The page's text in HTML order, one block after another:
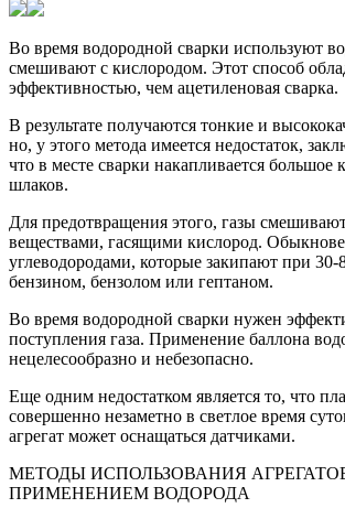
Во время водородной сварки используют
смешивают с кислородом. Этот способ
эффективностью, чем ацетиленовая сварка.
В результате получаются тонкие и
но, у этого метода имеется недостаток,
что в месте сварки накапливается большое
шлаков.
Для предотвращения этого, газы
веществами, гасящими кислород.
углеводородами, которые закипают при 30-
бензином, бензолом или гептаном.
Во время водородной сварки нужен
поступления газа. Применение баллона
нецелесообразно и небезопасно.
Еще одним недостатком является то, что
совершенно незаметно в светлое время
агрегат может оснащаться датчиками.
МЕТОДЫ ИСПОЛЬЗОВАНИЯ
ПРИМЕНЕНИЕМ ВОДОРОДА